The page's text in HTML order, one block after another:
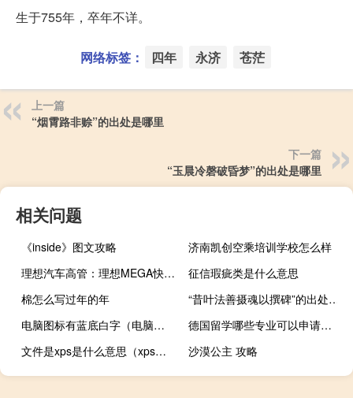
生于755年，卒年不详。
网络标签： 四年 永济 苍茫
上一篇
“烟霄路非赊”的出处是哪里
下一篇
“玉晨冷磬破昏梦”的出处是哪里
相关问题
《inside》图文攻略
济南凯创空乘培训学校怎么样
理想汽车高管：理想MEGA快充的地板 是很多车型的天花板
征信瑕疵类是什么意思
棉怎么写过年的年
“昔叶法善摄魂以撰碑”的出处是哪里
电脑图标有蓝底白字（电脑图标有蓝底）
德国留学哪些专业可以申请转专业
文件是xps是什么意思（xps是什么文件格式）
沙漠公主 攻略